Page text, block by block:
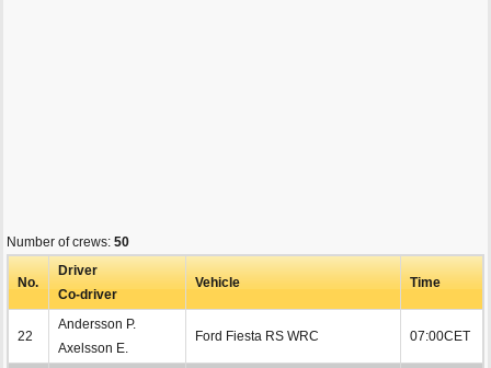
Number of crews: 50
No.
Driver
Co-driver
Vehicle Time
22
Andersson P.
Axelsson E.
Ford Fiesta RS WRC 07:00CET